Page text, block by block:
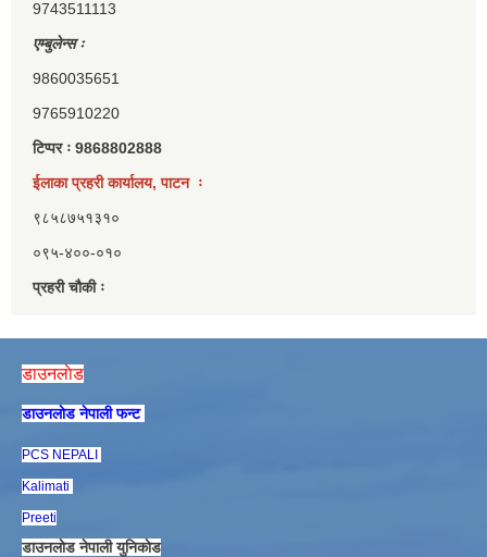
9743511113
एम्बुलेन्स ः
9860035651
9765910220
टिप्पर ः 9868802888
ईलाका प्रहरी कार्यालय, पाटन ः
९८५८७५१३१०
०९५-४००-०१०
प्रहरी चौकी ः
डाउनलाेड
डाउनलाेड नेपाली फन्ट
PCS NEPALI
Kalimati
Preeti
डाउनलाेड नेपाली युनिकाेड